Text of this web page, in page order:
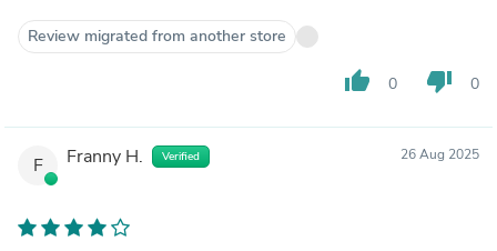
Review migrated from another store
thumb_up 0 thumb_down 0
F Franny H. Verified 26 Aug 2025